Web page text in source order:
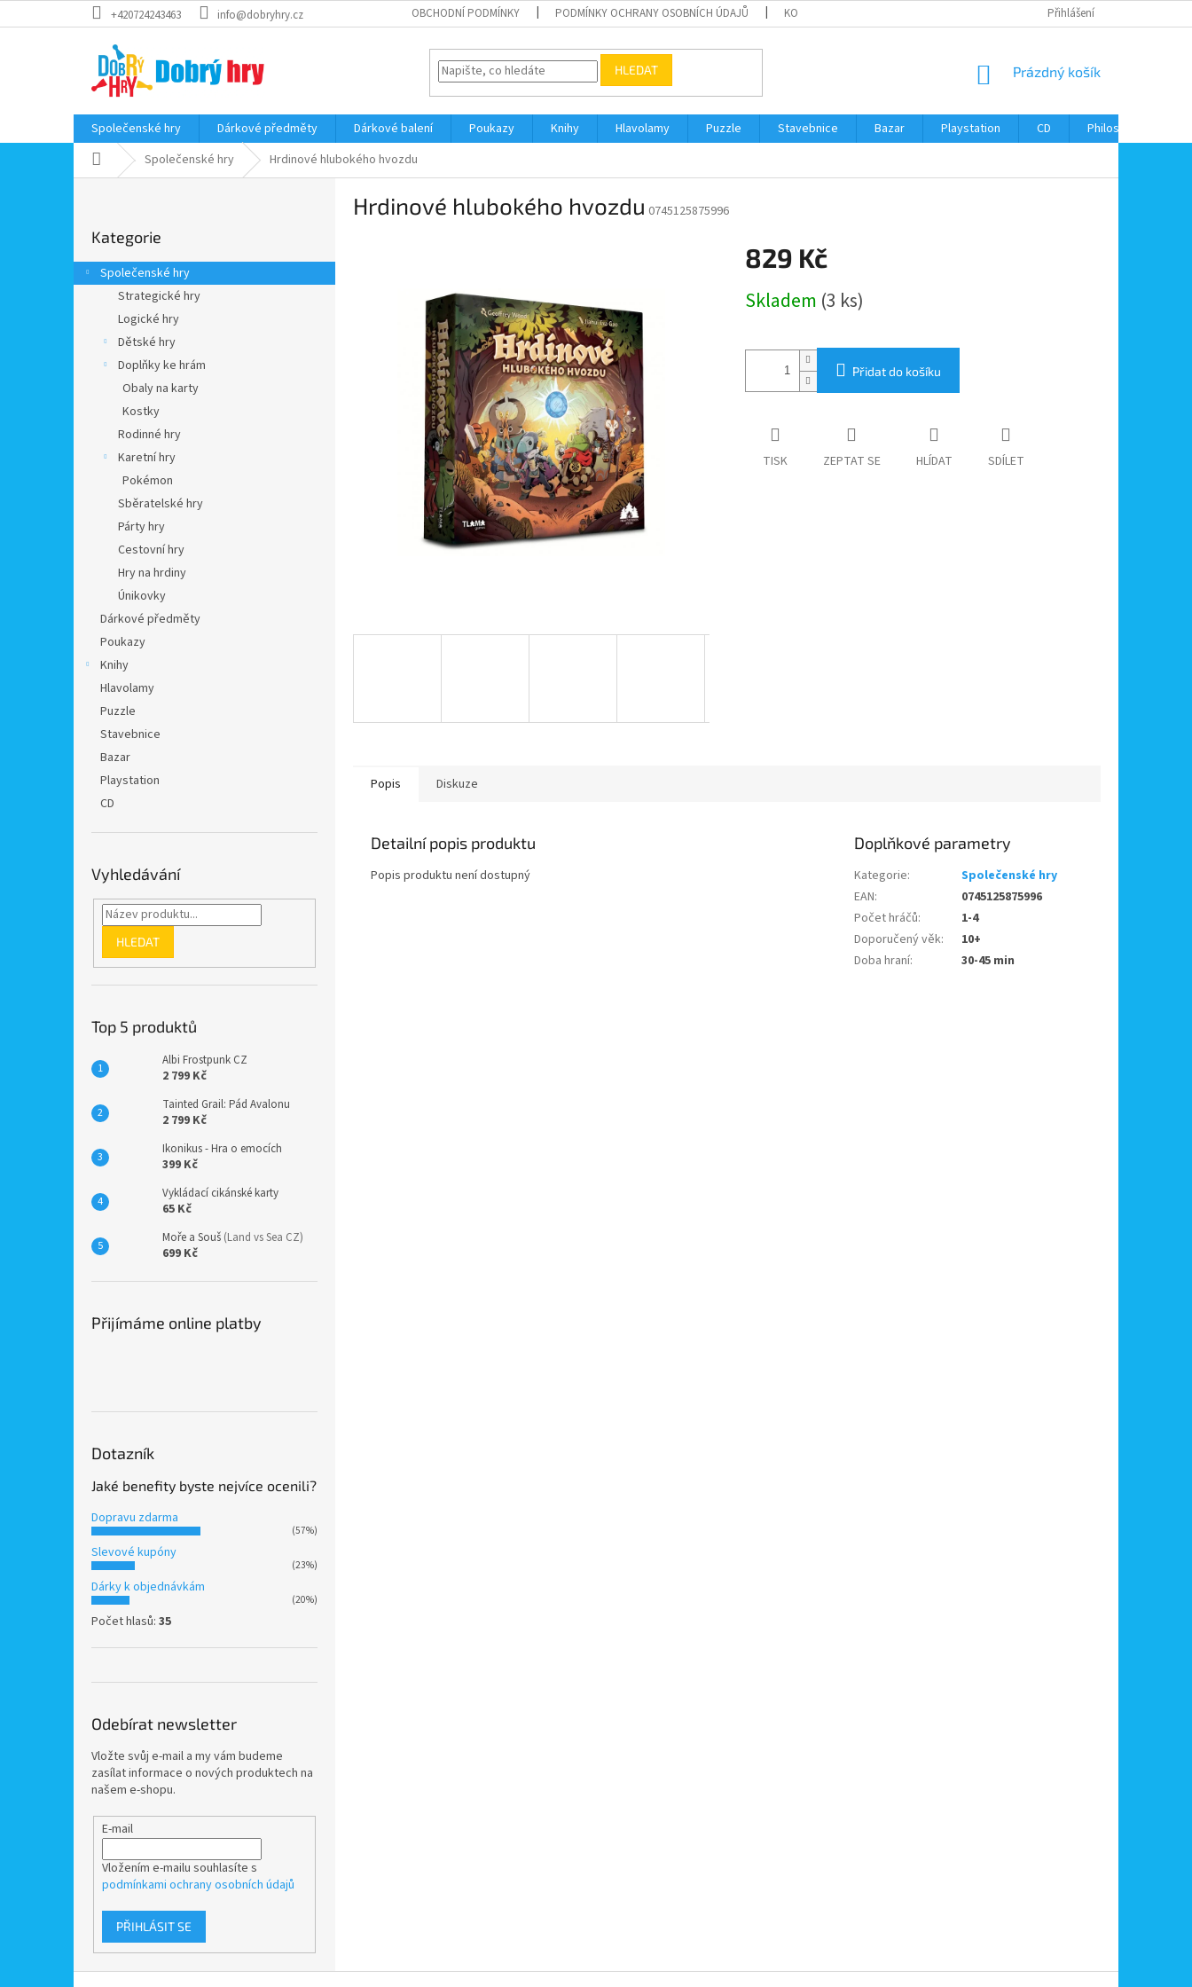
na
+420724243463 info@dobryhry.cz OBCHODNÍ PODMÍNKY PODMÍNKY OCHRANY OSOBNÍCH ÚDAJŮ KONTAKTY Přihlášení
HLEDAT
NÁKUPNÍ
Prázdný košík
Společenské hry Dárkové předměty Dárkové balení Poukazy Knihy Hlavolamy Puzzle Stavebnice Bazar Playstation CD Philos
Domů Společenské hry Hrdinové hlubokého hvozdu
r
a
kategorie
Kategorie
Společenské hry
Strategické hry
Logické hry
Dětské hry
Doplňky ke hrám
Obaly na karty
Kostky
Rodinné hry
Karetní hry
Pokémon
Sběratelské hry
Párty hry
Cestovní hry
Hry na hrdiny
Únikovky
Dárkové předměty
Poukazy
Knihy
Hlavolamy
Puzzle
Stavebnice
Bazar
Playstation
CD
Vyhledávání
HLEDAT
Top 5 produktů
Albi Frostpunk CZ
2 799 Kč
Tainted Grail: Pád Avalonu
2 799 Kč
Ikonikus - Hra o emocích
399 Kč
Vykládací cikánské karty
65 Kč
Moře a Souš (Land vs Sea CZ)
699 Kč
Přijímáme online platby
Dotazník
Jaké benefity byste nejvíce ocenili?
Dopravu zdarma
(57%)
Slevové kupóny
(23%)
Dárky k objednávkám
(20%)
Počet hlasů: 35
Odebírat newsletter
Vložte svůj e-mail a my vám budeme
zasílat informace o nových produktech na
našem e-shopu.
E-mail
Vložením e-mailu souhlasíte s
podmínkami ochrany osobních údajů
PŘIHLÁSIT SE
Hrdinové hlubokého hvozdu 0745125875996
829 Kč
cena:
Skladem (3 ks)
Přidat do košíku
TISK ZEPTAT SE HLÍDAT SDÍLET
Popis Diskuze
Detailní popis produktu
Popis produktu není dostupný
Doplňkové parametry
Kategorie:
Společenské hry
EAN:
0745125875996
Počet hráčů:
1-4
Doporučený věk:
10+
Doba hraní: 30-45 min